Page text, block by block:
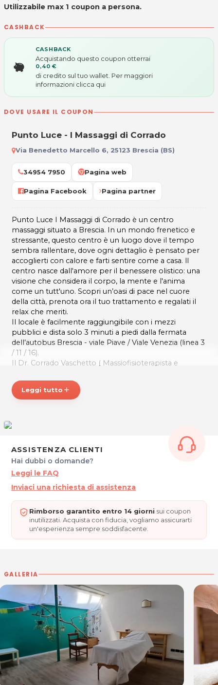
Utilizzabile max 1 coupon a persona.
CASHBACK
CASHBACK
Acquistando questo coupon otterrai
0,40 €
di credito sul tuo wallet. Per maggiori
informazioni clicca qui
DOVE USARE IL COUPON
Punto Luce - I Massaggi di Corrado
Via Benedetto Marcello 6, 25123 Brescia (BS)
34954 7950 Pagina web
Pagina Facebook Pagina partner
Punto Luce I Massaggi di Corrado è un centro
massaggi situato a Brescia. In un mondo frenetico e
stressante, questo centro è un luogo dove il tempo
sembra rallentare, dove ogni dettaglio è pensato per
accoglierti con calore e farti sentire come a casa. ll
centro nasce dall'amore per il benessere olistico: una
visione che considera il corpo, la mente e l'anima
come un tutt'uno. Scopri un’oasi di pace nel cuore
della città, prenota ora il tuo trattamento e regalati il
relax che meriti.
Il locale è facilmente raggiungibile con i mezzi
pubblici e dista solo 3 minuti a piedi dalla fermata
dell’autobus Brescia - viale Piave / Viale Venezia (linea 3
/ 11 / 16).
Il Dr. Corrado Vaschetto ( Massiofisioterapista e
decenni di esperienza.Terapie Olistiche uniche,studiate
secodno le esigenze personali. Trattamenti svolti in
Leggi tutto add
ASSISTENZA CLIENTI
Hai dubbi o domande?
Leggi le FAQ
Inviaci una richiesta di assistenza
Rimborso garantito entro 14 giorni sui coupon
inutilizzati. Acquista con fiducia, vogliamo assicurarti
un'esperienza sempre soddisfacente.
GALLERIA